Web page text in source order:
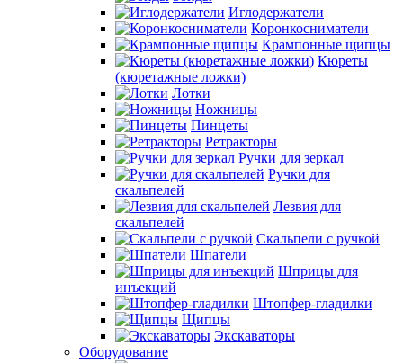
Иглодержатели
Коронкосниматели
Крампонные щипцы
Кюреты
(кюретажные ложки)
Лотки
Ножницы
Пинцеты
Ретракторы
Ручки для зеркал
Ручки для
скальпелей
Лезвия для
скальпелей
Скальпели с ручкой
Шпатели
Шприцы для
инъекций
Штопфер-гладилки
Щипцы
Экскаваторы
Оборудование